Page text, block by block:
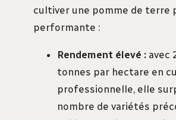
cultiver une pomme de terre
performante :
Rendement élevé : avec
tonnes par hectare en
professionnelle, elle
nombre de variétés